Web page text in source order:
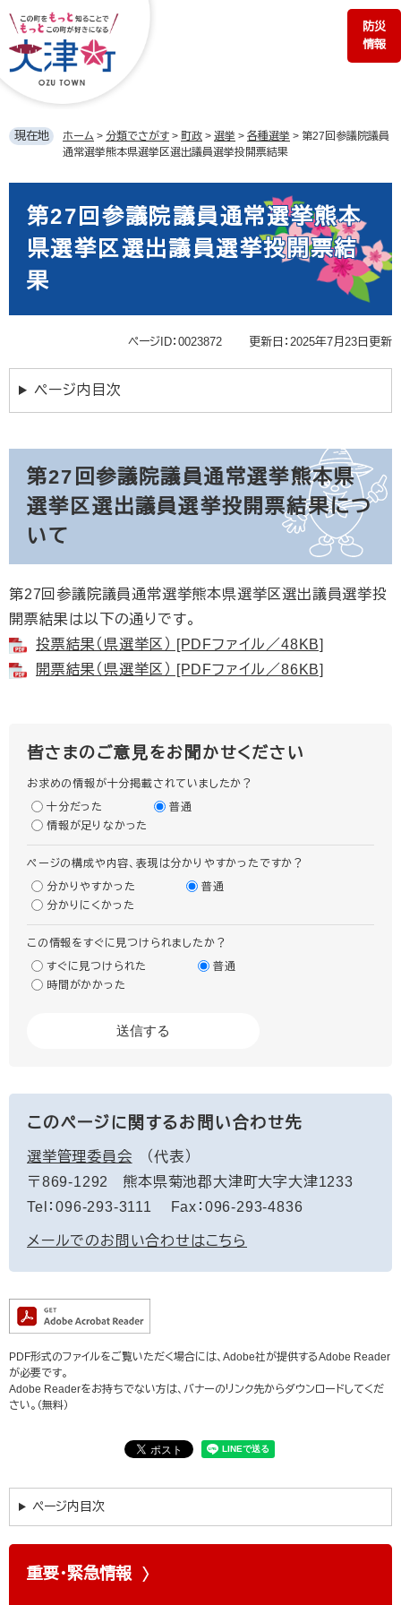
ジ
の
す。
ュ
ー
し
防災
情報
現在地 ホーム > 分類でさがす > 町政 > 選挙 > 各種選挙 > 第27回参議院議員
通常選挙熊本県選挙区選出議員選挙投開票結果
第27回参議院議員通常選挙熊本
県選挙区選出議員選挙投開票結
果
ページID：0023872 更新日：2025年7月23日更新
ページ内目次
第27回参議院議員通常選挙熊本県
選挙区選出議員選挙投開票結果につ
いて
第27回参議院議員通常選挙熊本県選挙区選出議員選挙投
開票結果は以下の通りです。
投票結果（県選挙区） [PDFファイル／48KB]
開票結果（県選挙区） [PDFファイル／86KB]
皆さまのご意見をお聞かせください
お求めの情報が十分掲載されていましたか？
十分だった
普通
情報が足りなかった
ページの構成や内容、表現は分かりやすかったですか？
分かりやすかった
普通
分かりにくかった
この情報をすぐに見つけられましたか？
すぐに見つけられた
普通
時間がかかった
このページに関するお問い合わせ先
選挙管理委員会
代表
〒869-1292
熊本県菊池郡大津町大字大津1233
Tel：096-293-3111
Fax：096-293-4836
メールでのお問い合わせはこちら
PDF形式のファイルをご覧いただく場合には、Adobe社が提供するAdobe Reader
が必要です。
Adobe Readerをお持ちでない方は、バナーのリンク先からダウンロードしてくだ
さい。（無料）
ページ内目次
重要・緊急情報